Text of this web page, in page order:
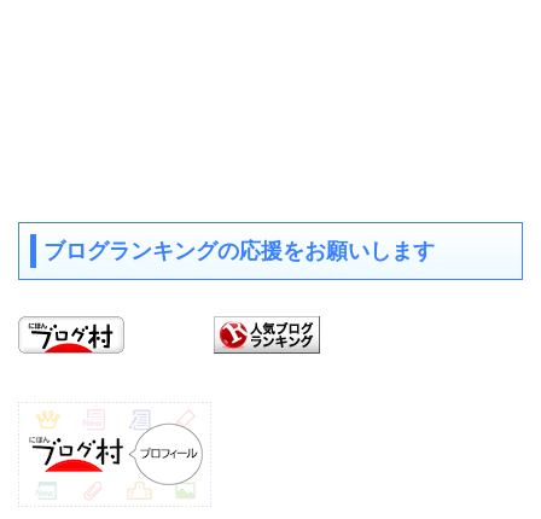
ブログランキングの応援をお願いします